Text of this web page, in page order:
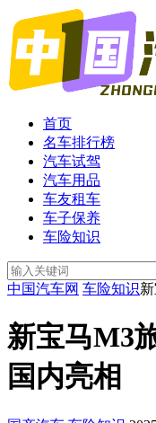
首页
名车排行榜
汽车试驾
汽车用品
车友租车
车子保养
车险知识
中国汽车网 车险知识
新宝马M3
国内亮相